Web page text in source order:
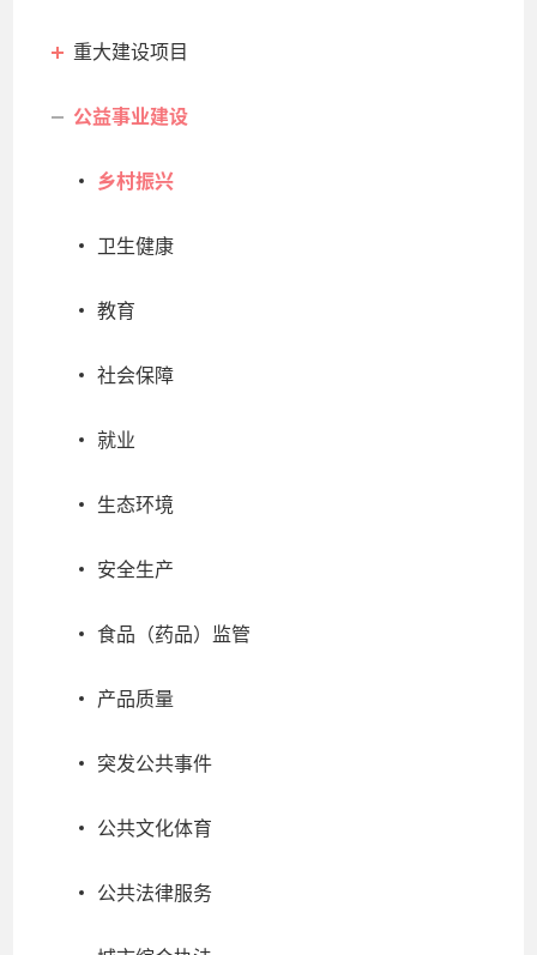
重大建设项目
公益事业建设
乡村振兴
卫生健康
教育
社会保障
就业
生态环境
安全生产
食品（药品）监管
产品质量
突发公共事件
公共文化体育
公共法律服务